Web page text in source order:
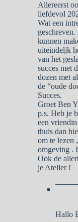
Allereerst
liefdevol
Wat een
kunnen
uiteindeljk
van het
succes met
dozen met
de “oude
Succes.
Groet Ben
p.s. Heb je
een
thuis dan
om te lezen
omgeving .
Ook de
je Atelier !
Hallo